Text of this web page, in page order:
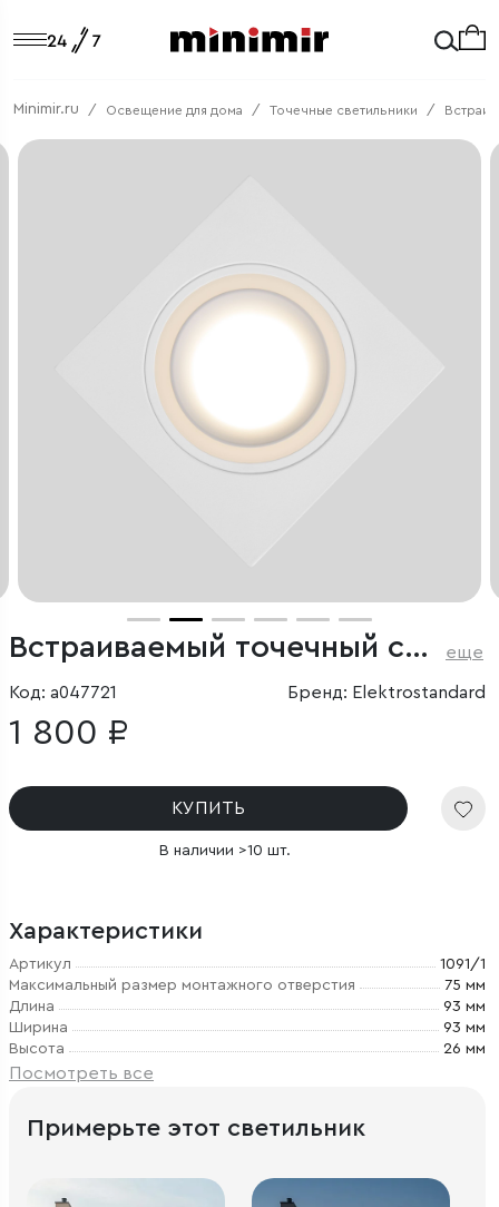
Minimir.ru Освещение для дома Точечные светильники
Встраиваемый точечный светильник еще
Код: a047721 Бренд: Elektrostandard
1 800 ₽
КУПИТЬ
В наличии >10 шт.
Характеристики
Артикул
1091/1
Максимальный размер монтажного отверстия
75 мм
Длина
93 мм
Ширина
93 мм
Высота
26 мм
Посмотреть все
Примерьте этот светильник